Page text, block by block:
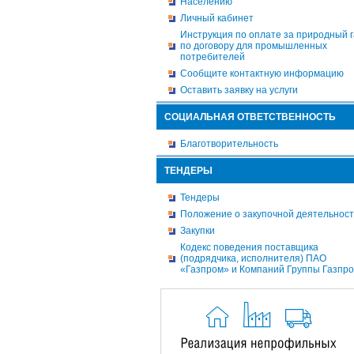
Личный кабинет
Инструкция по оплате за природный
по договору для промышленных
потребителей
Сообщите контактную информацию
Оставить заявку на услуги
СОЦИАЛЬНАЯ ОТВЕТСТВЕННОСТЬ
Благотворительность
ТЕНДЕРЫ
Тендеры
Положение о закупочной
Закупки
Кодекс поведения поставщика
(подрядчика, исполнителя) ПАО
«Газпром» и Компаний Группы